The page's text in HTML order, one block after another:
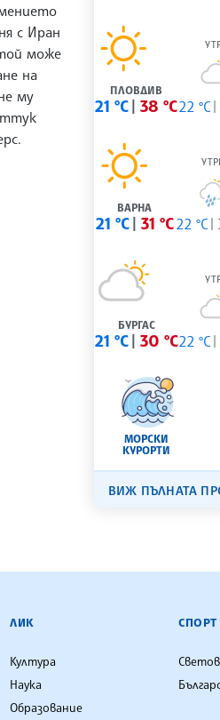
с Иран
може
на
му
ПЛОВДИВ
21 °C 38 °C22 °C
ВАРНА
21 °C 31 °C22 °C
БУРГАС
21 °C 30 °C22 °C
МОРСКИ
КУРОРТИ
ВИЖ ПЪЛНАТА
ЛИК
Култура
Наука
Образование
СПОРТ